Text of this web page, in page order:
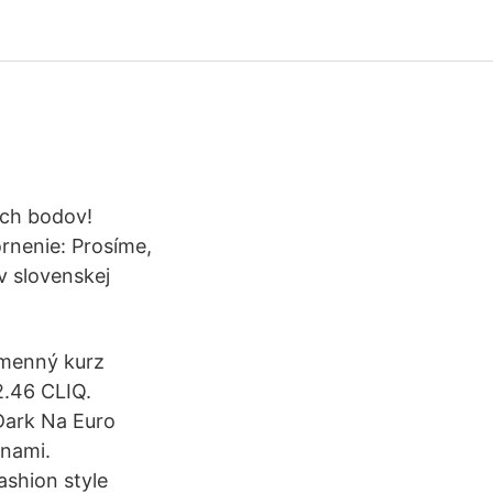
bodov!
Prosíme,
slovenskej
kurz
CLIQ.
Na Euro
style